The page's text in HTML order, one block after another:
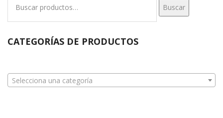
Buscar
CATEGORÍAS DE PRODUCTOS
Selecciona una categoría